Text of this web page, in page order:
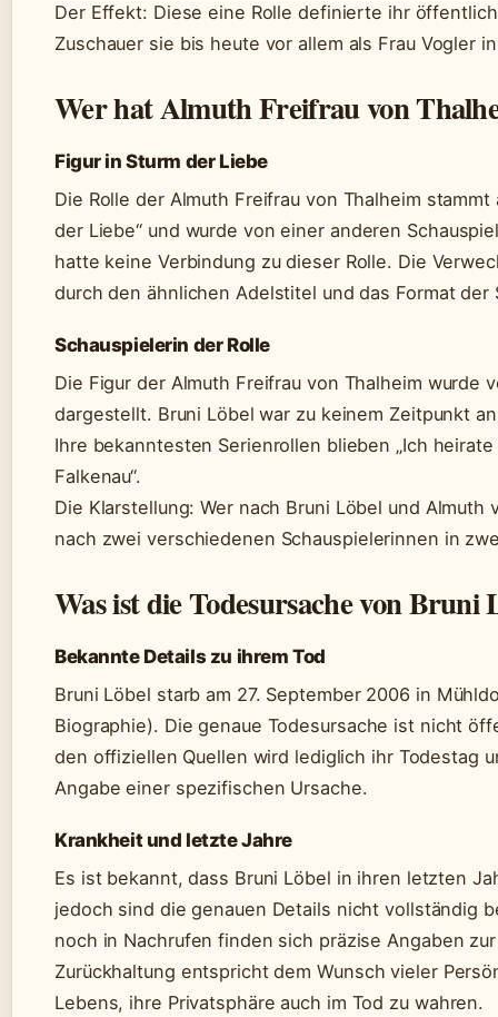
Der Effekt: Diese eine Rolle definierte ihr
Zuschauer sie bis heute vor allem als Frau Vogler
Wer hat Almuth Freifrau von
Figur in Sturm der Liebe
Die Rolle der Almuth Freifrau von Thalheim stammt
der Liebe“ und wurde von einer anderen
hatte keine Verbindung zu dieser Rolle. Die
durch den ähnlichen Adelstitel und das Format der
Schauspielerin der Rolle
Die Figur der Almuth Freifrau von Thalheim wurde
dargestellt. Bruni Löbel war zu keinem Zeitpunkt
Ihre bekanntesten Serienrollen blieben „Ich heirate
Falkenau“.
Die Klarstellung: Wer nach Bruni Löbel und Almuth
nach zwei verschiedenen Schauspielerinnen in
Was ist die Todesursache von Bruni
Bekannte Details zu ihrem Tod
Bruni Löbel starb am 27. September 2006 in
Biographie). Die genaue Todesursache ist nicht
den offiziellen Quellen wird lediglich ihr Todestag
Angabe einer spezifischen Ursache.
Krankheit und letzte Jahre
Es ist bekannt, dass Bruni Löbel in ihren letzten
jedoch sind die genauen Details nicht vollständig
noch in Nachrufen finden sich präzise Angaben
Zurückhaltung entspricht dem Wunsch vieler
Lebens, ihre Privatsphäre auch im Tod zu wahren.